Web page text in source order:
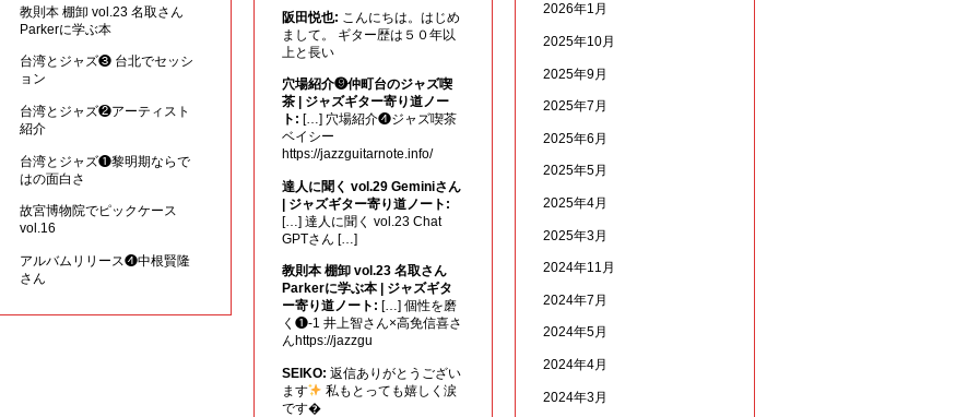
教則本 棚卸 vol.23 名取さん
Parkerに学ぶ本
台湾とジャズ❸ 台北でセッシ
ョン
台湾とジャズ❷アーティスト
紹介
台湾とジャズ❶黎明期ならで
はの面白さ
故宮博物院でピックケース
vol.16
アルバムリリース❹中根賢隆
さん
阪田悦也: こんにちは。はじめ
まして。 ギター歴は５０年以
上と長い
穴場紹介❾仲町台のジャズ喫
茶 | ジャズギター寄り道ノー
ト: […] 穴場紹介❹ジャズ喫茶
ベイシー
https://jazzguitarnote.info/
達人に聞く vol.29 Geminiさん
| ジャズギター寄り道ノート:
[…] 達人に聞く vol.23 Chat
GPTさん […]
教則本 棚卸 vol.23 名取さん
Parkerに学ぶ本 | ジャズギタ
ー寄り道ノート: […] 個性を磨
く❶-1 井上智さん×高免信喜さ
んhttps://jazzgu
SEIKO: 返信ありがとうござい
ます
私もとっても嬉しく涙
です�
2026年1月
2025年10月
2025年9月
2025年7月
2025年6月
2025年5月
2025年4月
2025年3月
2024年11月
2024年7月
2024年5月
2024年4月
2024年3月